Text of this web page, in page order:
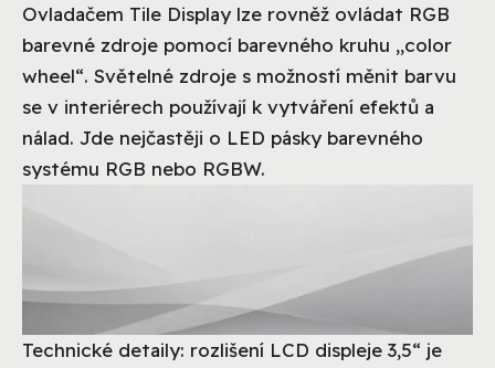
Ovladačem Tile Display lze rovněž ovládat RGB
barevné zdroje pomocí barevného kruhu „color
wheel“. Světelné zdroje s možností měnit barvu
se v interiérech používají k vytváření efektů a
nálad. Jde nejčastěji o LED pásky barevného
systému RGB nebo RGBW.
Technické detaily: rozlišení LCD displeje 3,5“ je